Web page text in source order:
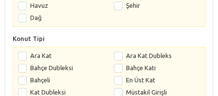
Havuz
Şehir
Dağ
Konut Tipi
Ara Kat
Ara Kat Dubleks
Bahçe Dubleksi
Bahçe Katı
Bahçeli
En Üst Kat
Kat Dubleksi
Müstakil Girişli